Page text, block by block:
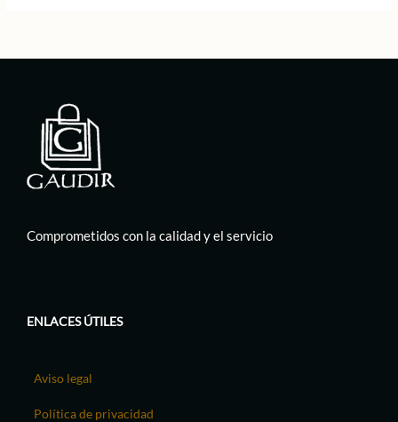
Comprometidos con la calidad y el servicio
ENLACES ÚTILES
Aviso legal
Política de privacidad